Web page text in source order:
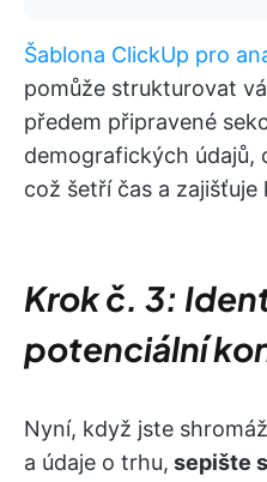
Šablona ClickUp pro
pomůže strukturovat
předem připravené
demografických údajů,
což šetří čas a
Krok č. 3:
potenciální
Nyní, když jste
a údaje o trhu, sepište